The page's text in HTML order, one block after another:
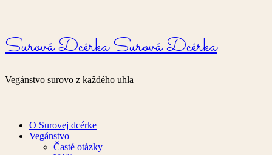
Surová DcérkaSurová Dcérka
Vegánstvo surovo z každého uhla
O Surovej dcérke
Vegánstvo
Časté otázky